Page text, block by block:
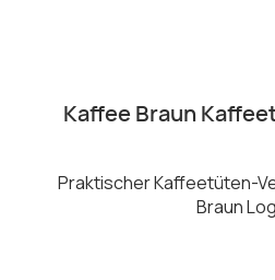
Kaffee Braun
Praktischer Kaffeetüten-
Braun